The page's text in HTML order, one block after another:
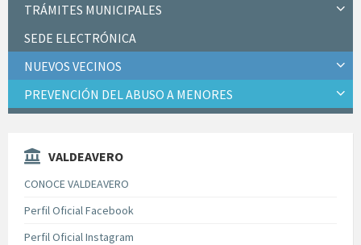
TRÁMITES MUNICIPALES
SEDE ELECTRÓNICA
NUEVOS VECINOS
PREVENCIÓN DEL ABUSO A MENORES
VALDEAVERO
CONOCE VALDEAVERO
Perfil Oficial Facebook
Perfil Oficial Instagram